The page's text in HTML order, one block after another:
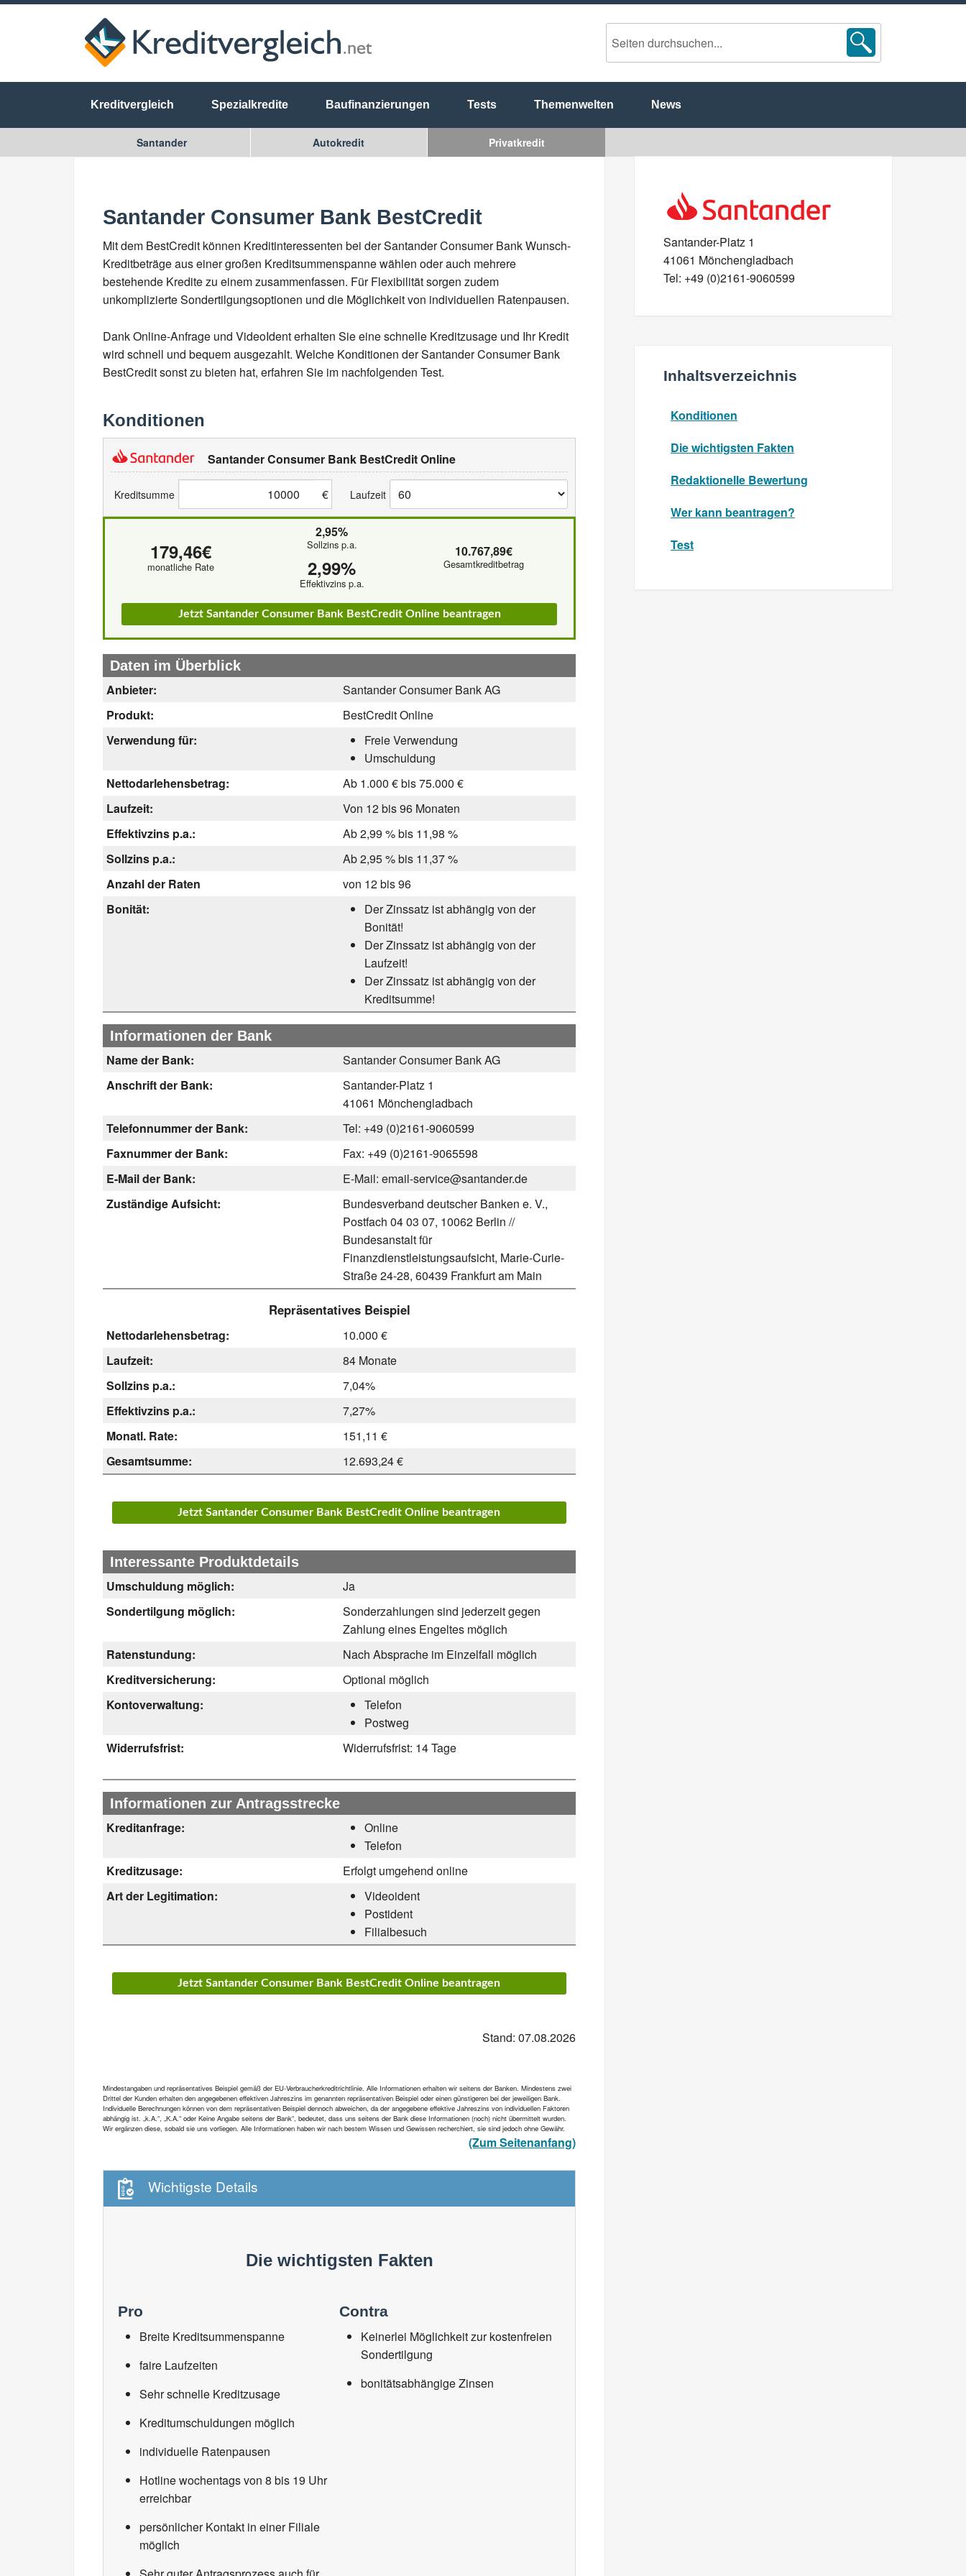
Kreditvergleich Spezialkredite Baufinanzierungen Tests Themenwelten News
Santander Consumer Bank BestCredit
Mit dem BestCredit können Kreditinteressenten bei der Santander Consumer Bank Wunsch-
Kreditbeträge aus einer großen Kreditsummenspanne wählen oder auch mehrere
bestehende Kredite zu einem zusammenfassen. Für Flexibilität sorgen zudem
unkomplizierte Sondertilgungsoptionen und die Möglichkeit von individuellen Ratenpausen.
Dank Online-Anfrage und VideoIdent erhalten Sie eine schnelle Kreditzusage und Ihr Kredit
wird schnell und bequem ausgezahlt. Welche Konditionen der Santander Consumer Bank
BestCredit sonst zu bieten hat, erfahren Sie im nachfolgenden Test.
Konditionen
Santander Consumer Bank BestCredit Online
Kreditsumme € Laufzeit
179,46€
monatliche Rate
2,95%
Sollzins p.a.
2,99%
Effektivzins p.a.
10.767,89€
Gesamtkreditbetrag
Jetzt Santander Consumer Bank BestCredit Online beantragen
Daten im Überblick
Anbieter:
Santander Consumer Bank AG
Produkt:
BestCredit Online
Verwendung für:
Freie Verwendung
Umschuldung
Nettodarlehensbetrag:
Ab 1.000 € bis 75.000 €
Laufzeit:
Von 12 bis 96 Monaten
Effektivzins p.a.:
Ab 2,99 % bis 11,98 %
Sollzins p.a.:
Ab 2,95 % bis 11,37 %
Anzahl der Raten
von 12 bis 96
Bonität:
Der Zinssatz ist abhängig von der
Bonität!
Der Zinssatz ist abhängig von der
Laufzeit!
Der Zinssatz ist abhängig von der
Kreditsumme!
Informationen der Bank
Name der Bank:
Santander Consumer Bank AG
Anschrift der Bank:
Santander-Platz 1
41061 Mönchengladbach
Telefonnummer der Bank:
Tel: +49 (0)2161-9060599
Faxnummer der Bank:
Fax: +49 (0)2161-9065598
E-Mail der Bank:
E-Mail: email-service@santander.de
Zuständige Aufsicht:
Bundesverband deutscher Banken e. V.,
Postfach 04 03 07, 10062 Berlin //
Bundesanstalt für
Finanzdienstleistungsaufsicht, Marie-Curie-
Straße 24-28, 60439 Frankfurt am Main
Repräsentatives Beispiel
Nettodarlehensbetrag:
10.000 €
Laufzeit:
84 Monate
Sollzins p.a.:
7,04%
Effektivzins p.a.:
7,27%
Monatl. Rate:
151,11 €
Gesamtsumme:
12.693,24 €
Jetzt Santander Consumer Bank BestCredit Online beantragen
Interessante Produktdetails
Umschuldung möglich:
Ja
Sondertilgung möglich:
Sonderzahlungen sind jederzeit gegen
Zahlung eines Engeltes möglich
Ratenstundung:
Nach Absprache im Einzelfall möglich
Kreditversicherung:
Optional möglich
Kontoverwaltung:
Telefon
Postweg
Widerrufsfrist:
Widerrufsfrist: 14 Tage
Informationen zur Antragsstrecke
Kreditanfrage:
Online
Telefon
Kreditzusage:
Erfolgt umgehend online
Art der Legitimation:
Videoident
Postident
Filialbesuch
Jetzt Santander Consumer Bank BestCredit Online beantragen
Stand: 07.08.2026
Mindestangaben und repräsentatives Beispiel gemäß der EU-Verbraucherkreditrichtlinie. Alle Informationen erhalten wir seitens der Banken. Mindestens zwei
Drittel der Kunden erhalten den angegebenen effektiven Jahreszins im genannten repräsentativen Beispiel oder einen günstigeren bei der jeweiligen Bank.
Individuelle Berechnungen können von dem repräsentativen Beispiel dennoch abweichen, da der angegebene effektive Jahreszins von individuellen Faktoren
abhängig ist. „k.A.“, „K.A.“ oder Keine Angabe seitens der Bank“, bedeutet, dass uns seitens der Bank diese Informationen (noch) nicht übermittelt wurden.
Wir ergänzen diese, sobald sie uns vorliegen. Alle Informationen haben wir nach bestem Wissen und Gewissen recherchiert, sie sind jedoch ohne Gewähr.
(Zum Seitenanfang)
Wichtigste Details
Die wichtigsten Fakten
Pro
Breite Kreditsummenspanne
faire Laufzeiten
Sehr schnelle Kreditzusage
Kreditumschuldungen möglich
individuelle Ratenpausen
Hotline wochentags von 8 bis 19 Uhr
erreichbar
persönlicher Kontakt in einer Filiale
möglich
Contra
Keinerlei Möglichkeit zur kostenfreien
Sondertilgung
bonitätsabhängige Zinsen
Santander Autokredit Privatkredit
Santander-Platz 1
41061 Mönchengladbach
Tel: +49 (0)2161-9060599
Inhaltsverzeichnis
Konditionen
Die wichtigsten Fakten
Redaktionelle Bewertung
Wer kann beantragen?
Test